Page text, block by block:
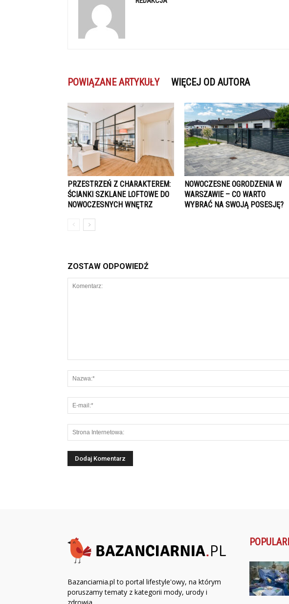
POWIĄZANE ARTYKUŁY WIĘCEJ OD AUTORA
PRZESTRZEŃ Z CHARAKTEREM:
ŚCIANKI SZKLANE LOFTOWE DO
NOWOCZESNYCH WNĘTRZ
NOWOCZESNE OGRODZENIA W
WARSZAWIE – CO WARTO
WYBRAĆ NA SWOJĄ POSESJĘ?
ZOSTAW ODPOWIEDŹ
Bazanciarnia.pl to portal lifestyle'owy, na którym
poruszamy tematy z kategorii mody, urody i